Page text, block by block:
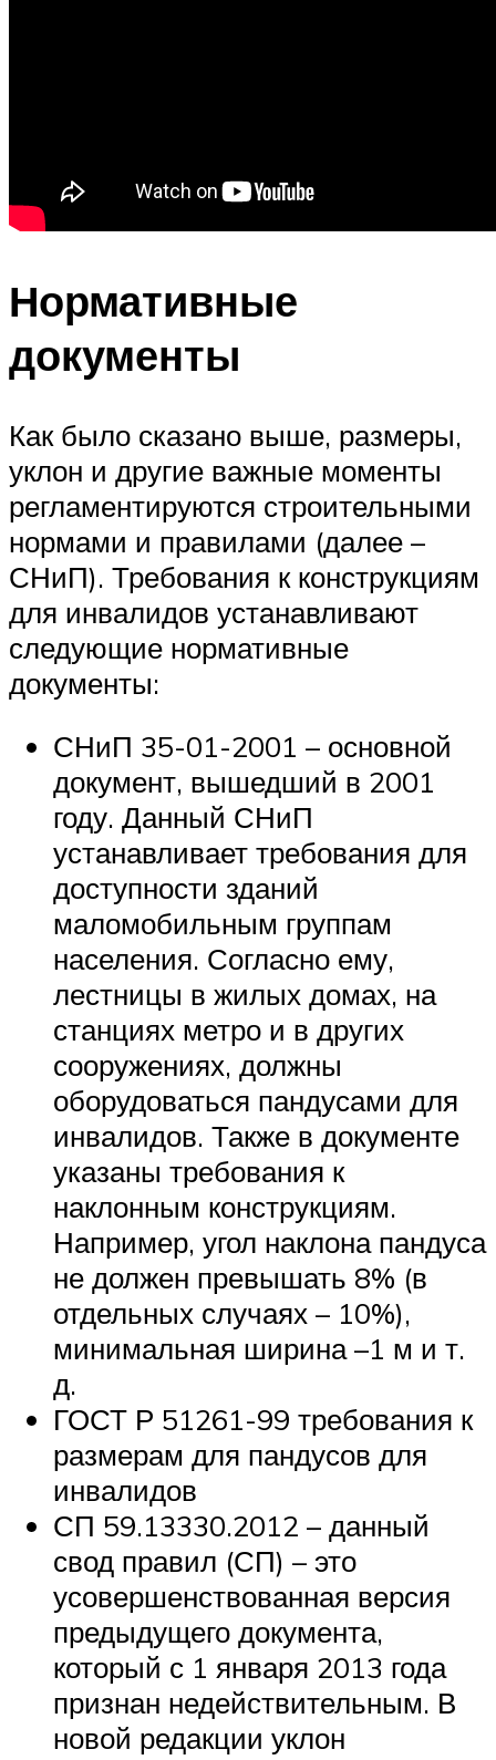
Нормативные
документы
Как было сказано выше, размеры,
уклон и другие важные моменты
регламентируются строительными
нормами и правилами (далее –
СНиП). Требования к конструкциям
для инвалидов устанавливают
следующие нормативные
документы:
СНиП 35-01-2001 – основной
документ, вышедший в 2001
году. Данный СНиП
устанавливает требования для
доступности зданий
маломобильным группам
населения. Согласно ему,
лестницы в жилых домах, на
станциях метро и в других
сооружениях, должны
оборудоваться пандусами для
инвалидов. Также в документе
указаны требования к
наклонным конструкциям.
Например, угол наклона пандуса
не должен превышать 8% (в
отдельных случаях – 10%),
минимальная ширина –1 м и т.
д.
ГОСТ Р 51261-99 требования к
размерам для пандусов для
инвалидов
СП 59.13330.2012 – данный
свод правил (СП) – это
усовершенствованная версия
предыдущего документа,
который с 1 января 2013 года
признан недействительным. В
новой редакции уклон